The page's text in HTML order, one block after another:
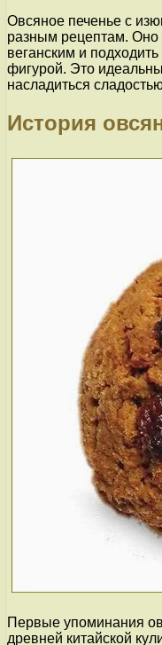
Овсяное печенье с
разным рецептам.
веганским и
фигурой. Это
насладиться
История
Первые упоминания
древней китайской